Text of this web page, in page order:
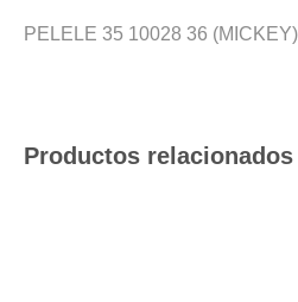
PELELE 35 10028 36 (MICKEY)
Productos relacionados